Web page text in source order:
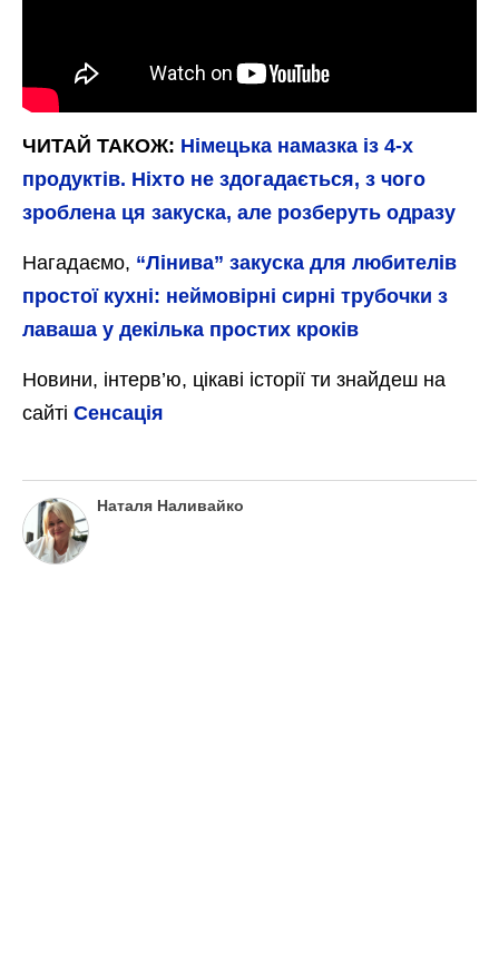
ЧИТАЙ ТАКОЖ: Німецька намазка із 4-х
продуктів. Ніхто не здогадається, з чого
зроблена ця закуска, але розберуть одразу
Нагадаємо, “Лінива” закуска для любителів
простої кухні: неймовірні сирні трубочки з
лаваша у декілька простих кроків
Новини, інтерв’ю, цікаві історії ти знайдеш на
сайті Сенсація
Наталя Наливайко